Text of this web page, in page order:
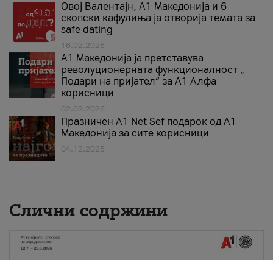
Овој Валентајн, A1 Македонија и 6
скопски кафулиња ја отворија темата за
safe dating
16.02.2026
А1 Македонија ја претставува
револуционерната функционалност „
Подари на пријател“ за А1 Алфа
корисници
02.02.2026
Празничен A1 Net Sеf подарок од А1
Македонија за сите корисници
04.12.2025
Слични содржини